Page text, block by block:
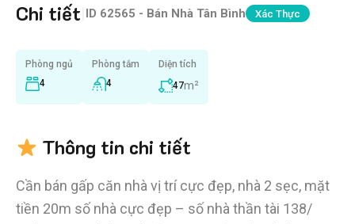
Chi tiết ID 62565 - Bán Nhà Tân Bình Xác Thực
Phòng ngủ
4
Phòng tắm
4
Diện tích
47m²
Thông tin chi tiết
Cần bán gấp căn nhà vị trí cực đẹp, nhà 2 sẹc, mặt
tiền 20m số nhà cực đẹp – số nhà thần tài 138/